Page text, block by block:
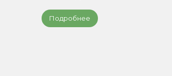
Подробнее